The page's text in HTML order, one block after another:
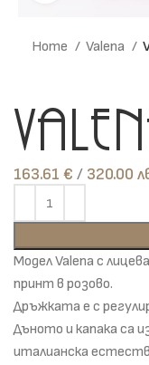
Home Valena
163.61 €
Модел Valena с
принт в розово.
Дръжката е с
Дъното и капака са
италианска